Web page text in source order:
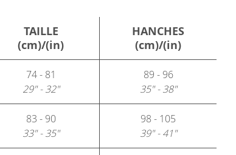
TAILLE
(cm)/(in)
HANCHES
(cm)/(in)
74 - 81
29" - 32"
89 - 96
35" - 38"
83 - 90
33" - 35"
98 - 105
39" - 41"